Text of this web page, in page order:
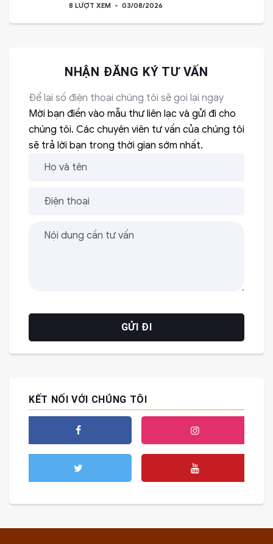
8 LƯỢT XEM 03/08/2026
NHẬN ĐĂNG KÝ TƯ VẤN
Để lại số điện thoại chúng tôi sẽ gọi lại ngay
Mời bạn điền vào mẫu thư liên lạc và gửi đi cho
chúng tôi. Các chuyên viên tư vấn của chúng tôi
sẽ trả lời bạn trong thời gian sớm nhất.
KẾT NỐI VỚI CHÚNG TÔI